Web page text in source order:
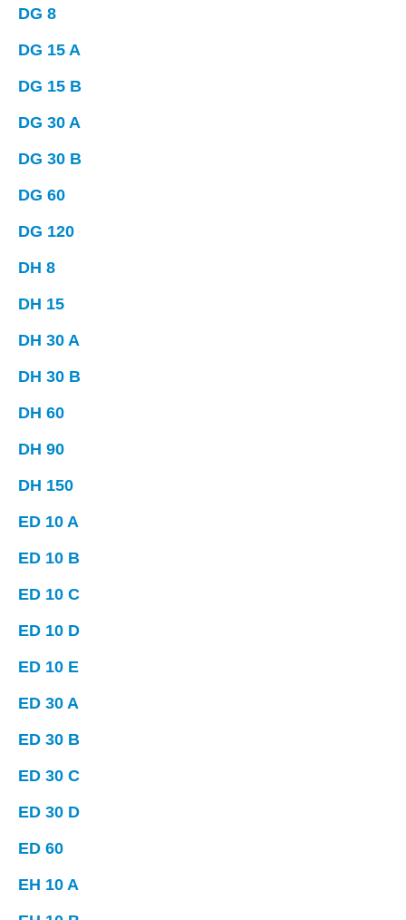
DG 8
DG 15 A
DG 15 B
DG 30 A
DG 30 B
DG 60
DG 120
DH 8
DH 15
DH 30 A
DH 30 B
DH 60
DH 90
DH 150
ED 10 A
ED 10 B
ED 10 C
ED 10 D
ED 10 E
ED 30 A
ED 30 B
ED 30 C
ED 30 D
ED 60
EH 10 A